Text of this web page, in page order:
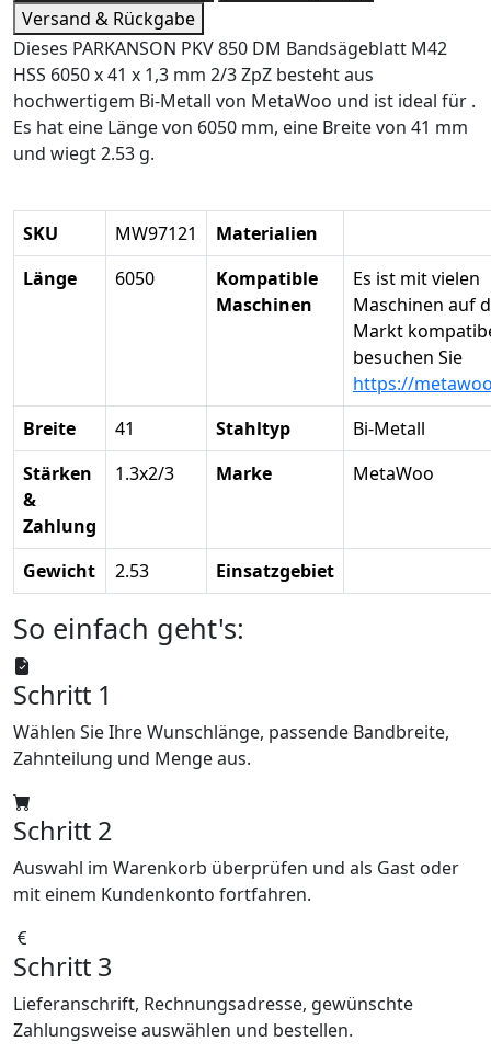
Versand & Rückgabe
Dieses PARKANSON PKV 850 DM Bandsägeblatt M42
HSS 6050 x 41 x 1,3 mm 2/3 ZpZ besteht aus
hochwertigem Bi-Metall von MetaWoo und ist ideal für .
Es hat eine Länge von 6050 mm, eine Breite von 41 mm
und wiegt 2.53 g.
SKU MW97121
Materialien
Länge
6050
Kompatible
Maschinen
Es ist mit vielen
Maschinen auf
Markt
besuchen Sie
https://
Breite
41 Stahltyp
Bi-Metall
Stärken
&
Zahlung
1.3x2/3 Marke MetaWoo
Gewicht 2.53 Einsatzgebiet
So einfach geht's:
Schritt 1
Wählen Sie Ihre Wunschlänge, passende Bandbreite,
Zahnteilung und Menge aus.
Schritt 2
Auswahl im Warenkorb überprüfen und als Gast oder
mit einem Kundenkonto fortfahren.
Schritt 3
Lieferanschrift, Rechnungsadresse, gewünschte
Zahlungsweise auswählen und bestellen.